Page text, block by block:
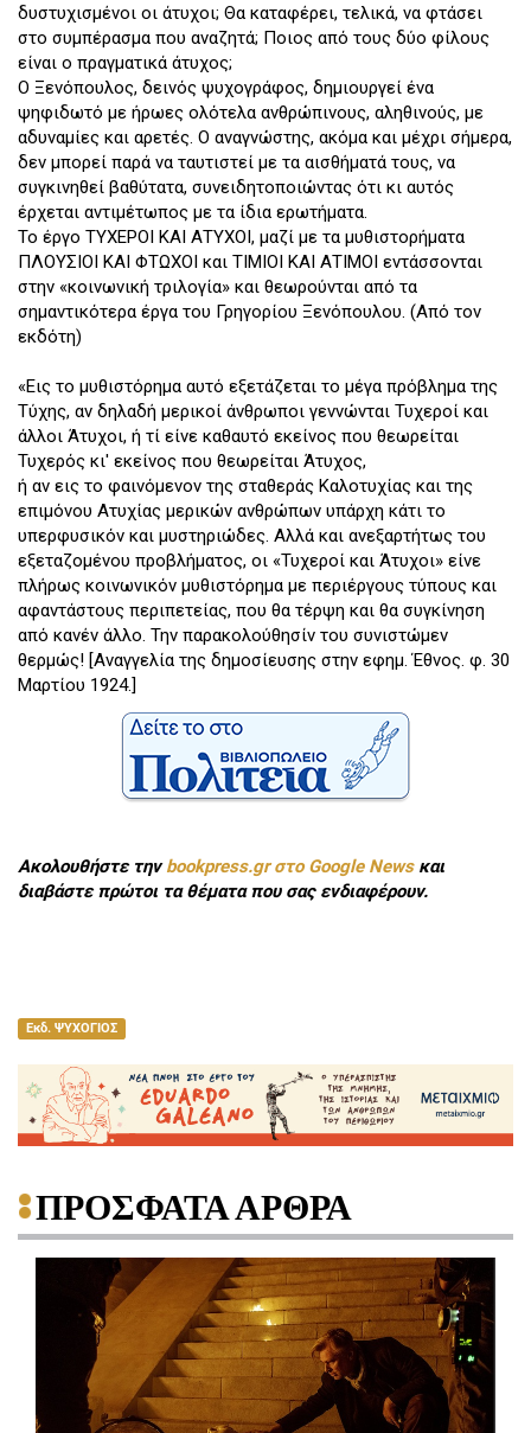
δυστυχισμένοι οι άτυχοι; Θα καταφέρει, τελικά, να φτάσει
στο συμπέρασμα που αναζητά; Ποιος από τους δύο φίλους
είναι ο πραγματικά άτυχος;
Ο Ξενόπουλος, δεινός ψυχογράφος, δημιουργεί ένα
ψηφιδωτό με ήρωες ολότελα ανθρώπινους, αληθινούς, με
αδυναμίες και αρετές. Ο αναγνώστης, ακόμα και μέχρι σήμερα,
δεν μπορεί παρά να ταυτιστεί με τα αισθήματά τους, να
συγκινηθεί βαθύτατα, συνειδητοποιώντας ότι κι αυτός
έρχεται αντιμέτωπος με τα ίδια ερωτήματα.
Το έργο ΤΥΧΕΡΟΙ ΚΑΙ ΑΤΥΧΟΙ, μαζί με τα μυθιστορήματα
ΠΛΟΥΣΙΟΙ ΚΑΙ ΦΤΩΧΟΙ και ΤΙΜΙΟΙ ΚΑΙ ΑΤΙΜΟΙ εντάσσονται
στην «κοινωνική τριλογία» και θεωρούνται από τα
σημαντικότερα έργα του Γρηγορίου Ξενόπουλου. (Από τον
εκδότη)
«Εις το μυθιστόρημα αυτό εξετάζεται το μέγα πρόβλημα της
Τύχης, αν δηλαδή μερικοί άνθρωποι γεννώνται Τυχεροί και
άλλοι Άτυχοι, ή τί είνε καθαυτό εκείνος που θεωρείται
Τυχερός κι' εκείνος που θεωρείται Άτυχος,
ή αν εις το φαινόμενον της σταθεράς Καλοτυχίας και της
επιμόνου Ατυχίας μερικών ανθρώπων υπάρχη κάτι το
υπερφυσικόν και μυστηριώδες. Αλλά και ανεξαρτήτως του
εξεταζομένου προβλήματος, οι «Τυχεροί και Άτυχοι» είνε
πλήρως κοινωνικόν μυθιστόρημα με περιέργους τύπους και
αφαντάστους περιπετείας, που θα τέρψη και θα συγκίνηση
από κανέν άλλο. Την παρακολούθησίν του συνιστώμεν
θερμώς! [Αναγγελία της δημοσίευσης στην εφημ. Έθνος. φ. 30
Μαρτίου 1924.]
Ακολουθήστε τηνbookpress.gr στο Google Newsκαι
διαβάστε πρώτοι τα θέματα που σας ενδιαφέρουν.
Εκδ. ΨΥΧΟΓΙΟΣ
ΠΡΟΣΦΑΤΑ ΑΡΘΡΑ